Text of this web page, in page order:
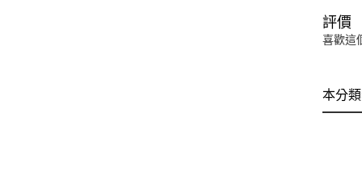
評價
喜歡這
本分